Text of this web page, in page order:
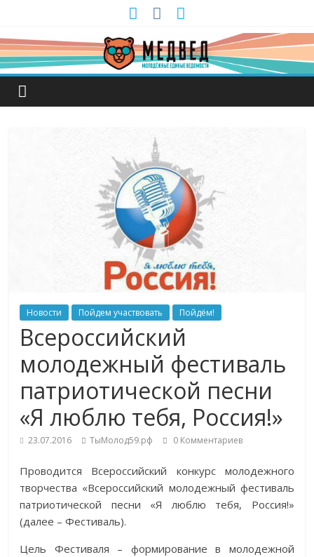
Новости Пойдем участвовать Пойдём!
Всероссийский
молодежный фестиваль
патриотической песни
«Я люблю тебя, Россия!»
23.07.2016 ТыМолод59.рф 0 Комментариев
Проводится Всероссийский конкурс молодежного
творчества «Всероссийский молодежный фестиваль
патриотической песни «Я люблю тебя, Россия!»
(далее – Фестиваль).
Цель Фестиваля – формирование в молодежной